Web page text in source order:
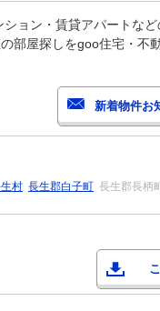
ョン・賃貸アパートな
部屋探しをgoo住宅・不
村 長生郡白子町 長生郡長柄